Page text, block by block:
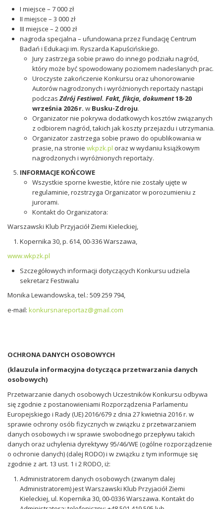
I miejsce – 7 000 zł
II miejsce – 3 000 zł
III miejsce – 2 000 zł
nagroda specjalna – ufundowana przez Fundację Centrum
Badań i Edukacji im. Ryszarda Kapuścińskiego.
Jury zastrzega sobie prawo do innego podziału nagród,
który może być spowodowany poziomem nadesłanych prac.
Uroczyste zakończenie Konkursu oraz uhonorowanie
Autorów nagrodzonych i wyróżnionych reportaży nastąpi
podczasZdrój Festiwal. Fakt, fikcja, dokument18-20
września 2026 r. w Busku-Zdroju.
Organizator nie pokrywa dodatkowych kosztów związanych
z odbiorem nagród, takich jak koszty przejazdu i utrzymania.
Organizator zastrzega sobie prawo do opublikowania w
prasie, na stronie wkpzk.pl oraz w wydaniu książkowym
nagrodzonych i wyróżnionych reportaży.
INFORMACJE KOŃCOWE
Wszystkie sporne kwestie, które nie zostały ujęte w
regulaminie, rozstrzyga Organizator w porozumieniu z
jurorami.
Kontakt do Organizatora:
Warszawski Klub Przyjaciół Ziemi Kieleckiej,
Kopernika 30, p. 614, 00-336 Warszawa,
www.wkpzk.pl
Szczegółowych informacji dotyczących Konkursu udziela
sekretarz Festiwalu
Monika Lewandowska, tel.: 509 259 794,
e-mail: konkursnareportaz@gmail.com
OCHRONA DANYCH OSOBOWYCH
(klauzula informacyjna dotycząca przetwarzania danych
osobowych)
Przetwarzanie danych osobowych Uczestników Konkursu odbywa
się zgodnie z postanowieniami Rozporządzenia Parlamentu
Europejskiego i Rady (UE) 2016/679 z dnia 27 kwietnia 2016 r. w
sprawie ochrony osób fizycznych w związku z przetwarzaniem
danych osobowych i w sprawie swobodnego przepływu takich
danych oraz uchylenia dyrektywy 95/46/WE (ogólne rozporządzenie
o ochronie danych) (dalej RODO) i w związku z tym informuje się
zgodnie z art. 13 ust. 1 i 2 RODO, iż:
Administratorem danych osobowych (zwanym dalej
Administratorem) jest Warszawski Klub Przyjaciół Ziemi
Kieleckiej, ul. Kopernika 30, 00-0336 Warszawa. Kontakt do